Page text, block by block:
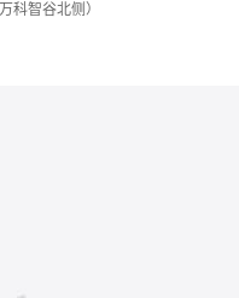
科智谷北侧）